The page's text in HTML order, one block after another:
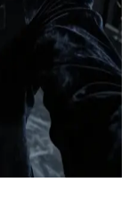
a memória ao
tristeza pelo
Vocês
por evidências e
prosseguir.